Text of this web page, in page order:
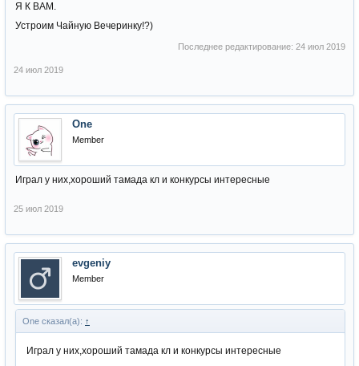
Я К ВАМ.
Устроим Чайную Вечеринку!?)
Последнее редактирование: 24 июл 2019
24 июл 2019
One
Member
Играл у них,хороший тамада кл и конкурсы интересные
25 июл 2019
evgeniy
Member
One сказал(а): ↑
Играл у них,хороший тамада кл и конкурсы интересные